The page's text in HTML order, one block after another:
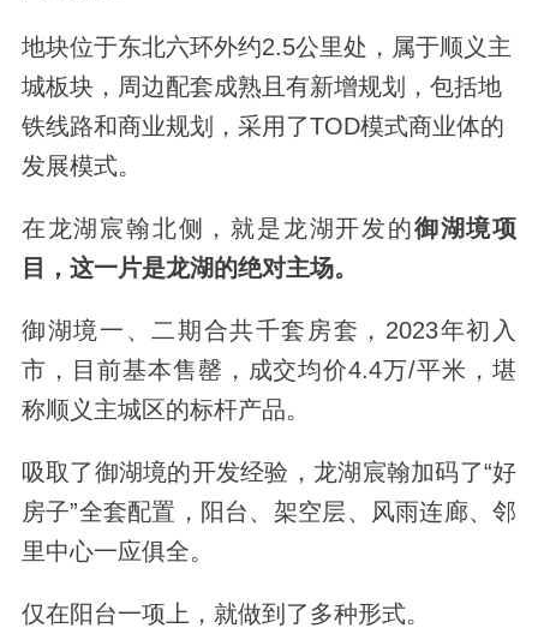
地块位于东北六环外约2.5公里处，属于顺义主
城板块，周边配套成熟且有新增规划，包括地
铁线路和商业规划，采用了TOD模式商业体的
发展模式。
在龙湖宸翰北侧，就是龙湖开发的御湖境项
目，这一片是龙湖的绝对主场。
御湖境一、二期合共千套房套，2023年初入
市，目前基本售罄，成交均价4.4万/平米，堪
称顺义主城区的标杆产品。
吸取了御湖境的开发经验，龙湖宸翰加码了“好
房子”全套配置，阳台、架空层、风雨连廊、邻
里中心一应俱全。
仅在阳台一项上，就做到了多种形式。